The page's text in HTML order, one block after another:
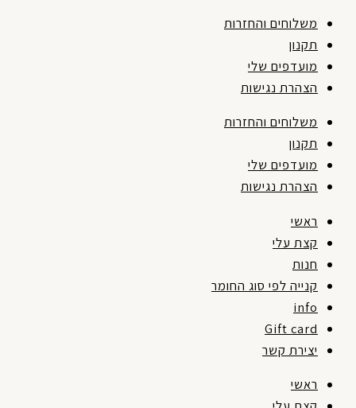
משלוחים והחזרות
תקנון
מועדפים שלי
הצהרת נגישות
משלוחים והחזרות
תקנון
מועדפים שלי
הצהרת נגישות
ראשי
קצת עלי
חנות
קנייה לפי סוג החומר
info
Gift card
יצירת קשר
ראשי